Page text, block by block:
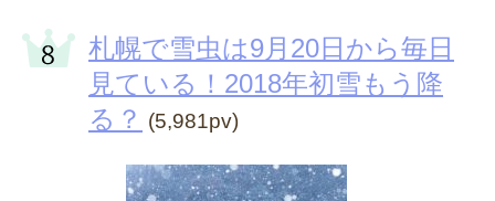
札幌で雪虫は9月20日から毎日
見ている！2018年初雪もう降
る？ (5,981pv)